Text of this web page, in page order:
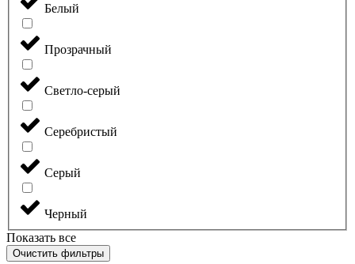
Белый
Прозрачный
Светло-серый
Серебристый
Серый
Черный
Показать все
Очистить фильтры